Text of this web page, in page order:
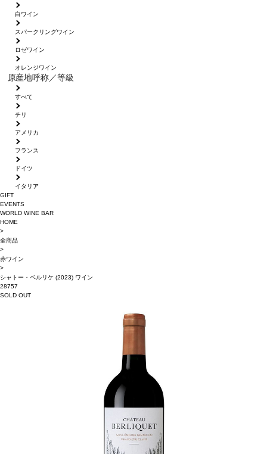
白ワイン
スパークリングワイン
ロゼワイン
オレンジワイン
原産地呼称／等級
すべて
チリ
アメリカ
フランス
ドイツ
イタリア
GIFT
EVENTS
WORLD WINE BAR
HOME
>
全商品
>
赤ワイン
>
シャトー・ベルリケ (2023) ワイン
28757
SOLD OUT